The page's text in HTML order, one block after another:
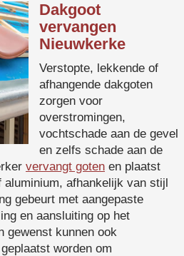
Dakgoot
vervangen
Nieuwkerke
Verstopte, lekkende of
afhangende dakgoten
zorgen voor
overstromingen,
vochtschade aan de gevel
en zelfs schade aan de
vervangt goten en plaatst
afhankelijk van stijl
gebeurt met aangepaste
en aansluiting op het
gewenst kunnen ook
worden om